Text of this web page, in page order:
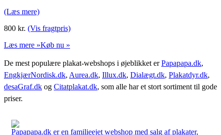
(Læs mere)
800 kr. (Vis fragtpris)
Læs mere »Køb nu »
De mest populære plakat-webshops i øjeblikket erPapapapa.dk,
EngkjærNordisk.dk, Aurea.dk, Illux.dk, Dialægt.dk, Plakatdyr.dk,
desaGraf.dk og Citatplakat.dk, som alle har et stort sortiment til gode
priser.
Papapapa.dk er en familieejet webshop med salg af plakater,